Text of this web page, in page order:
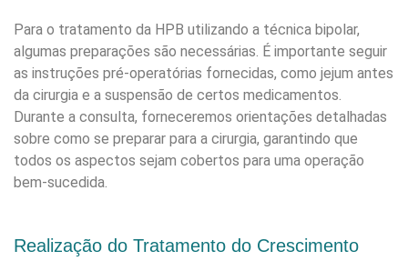
Para o tratamento da HPB utilizando a técnica bipolar,
algumas preparações são necessárias. É importante seguir
as instruções pré-operatórias fornecidas, como jejum antes
da cirurgia e a suspensão de certos medicamentos.
Durante a consulta, forneceremos orientações detalhadas
sobre como se preparar para a cirurgia, garantindo que
todos os aspectos sejam cobertos para uma operação
bem-sucedida.
Realização do Tratamento do Crescimento